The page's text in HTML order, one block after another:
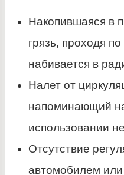
Накопившаяся в
грязь, проходя
набивается в
Налет от
напоминающий
использовании
Отсутствие
автомобилем